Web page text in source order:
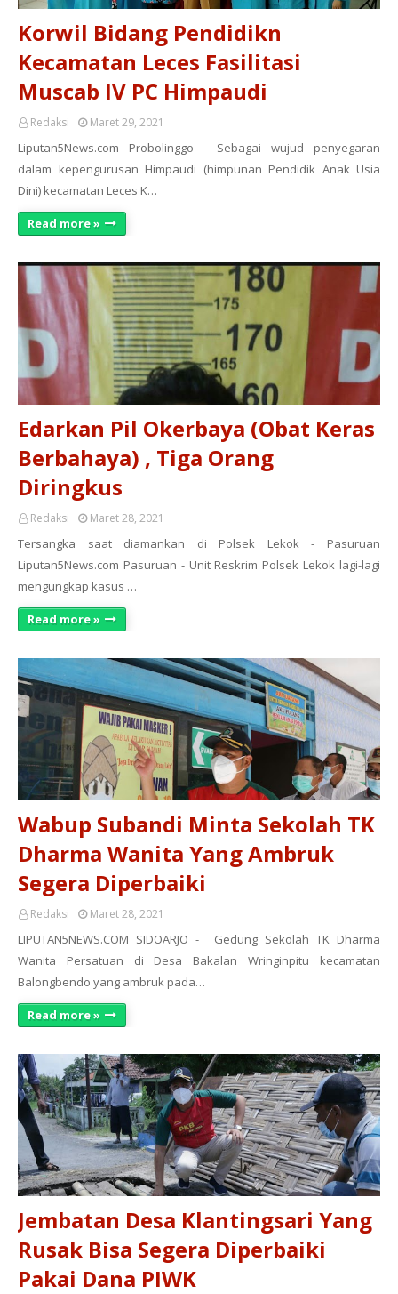
Korwil Bidang Pendidikn
Kecamatan Leces Fasilitasi
Muscab IV PC Himpaudi
Redaksi Maret 29, 2021
Liputan5News.com Probolinggo - Sebagai wujud penyegaran
dalam kepengurusan Himpaudi (himpunan Pendidik Anak Usia
Dini) kecamatan Leces K…
Read more »
Edarkan Pil Okerbaya (Obat Keras
Berbahaya) , Tiga Orang
Diringkus
Redaksi Maret 28, 2021
Tersangka saat diamankan di Polsek Lekok - Pasuruan
Liputan5News.com Pasuruan - Unit Reskrim Polsek Lekok lagi-lagi
mengungkap kasus …
Read more »
Wabup Subandi Minta Sekolah TK
Dharma Wanita Yang Ambruk
Segera Diperbaiki
Redaksi Maret 28, 2021
LIPUTAN5NEWS.COM SIDOARJO - Gedung Sekolah TK Dharma
Wanita Persatuan di Desa Bakalan Wringinpitu kecamatan
Balongbendo yang ambruk pada…
Read more »
Jembatan Desa Klantingsari Yang
Rusak Bisa Segera Diperbaiki
Pakai Dana PIWK